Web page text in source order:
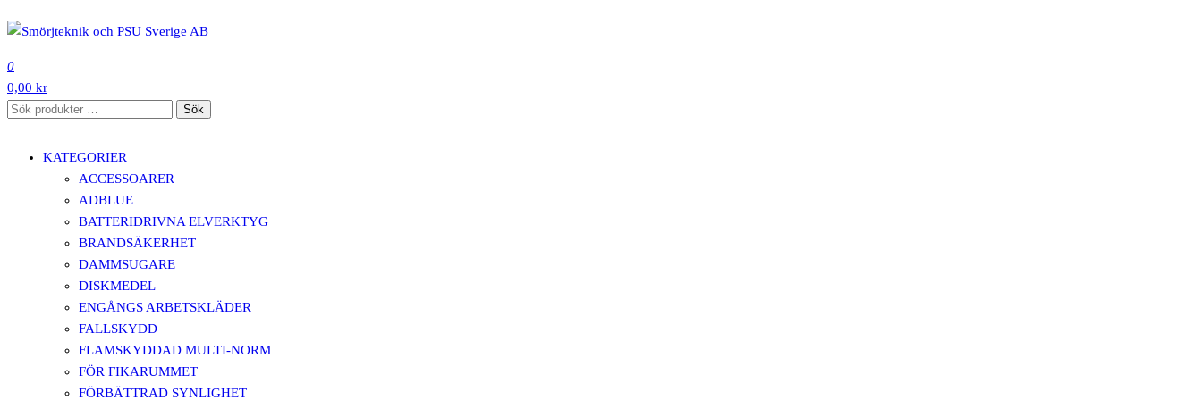
till
innehåll
0
0,00 kr
Sök
Sök
KATEGORIER
ACCESSOARER
ADBLUE
BATTERIDRIVNA ELVERKTYG
BRANDSÄKERHET
DAMMSUGARE
DISKMEDEL
ENGÅNGS ARBETSKLÄDER
FALLSKYDD
FLAMSKYDDAD MULTI-NORM
FÖR FIKARUMMET
FÖRBÄTTRAD SYNLIGHET